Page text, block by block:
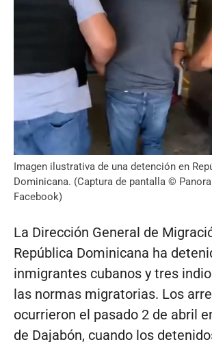
Imagen ilustrativa de una detención en
Dominicana. (Captura de pantalla ©
Facebook)
La Dirección General de
República Dominicana ha
inmigrantes cubanos y tres
las normas migratorias. Los
ocurrieron el pasado 2 de abril
de Dajabón, cuando los